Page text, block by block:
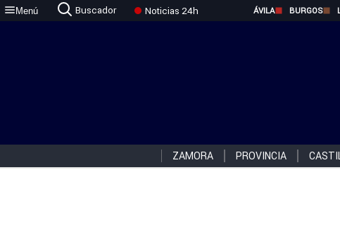
Menú Buscador Noticias 24h ÁVILA BURGOS
ZAMORA PROVINCIA